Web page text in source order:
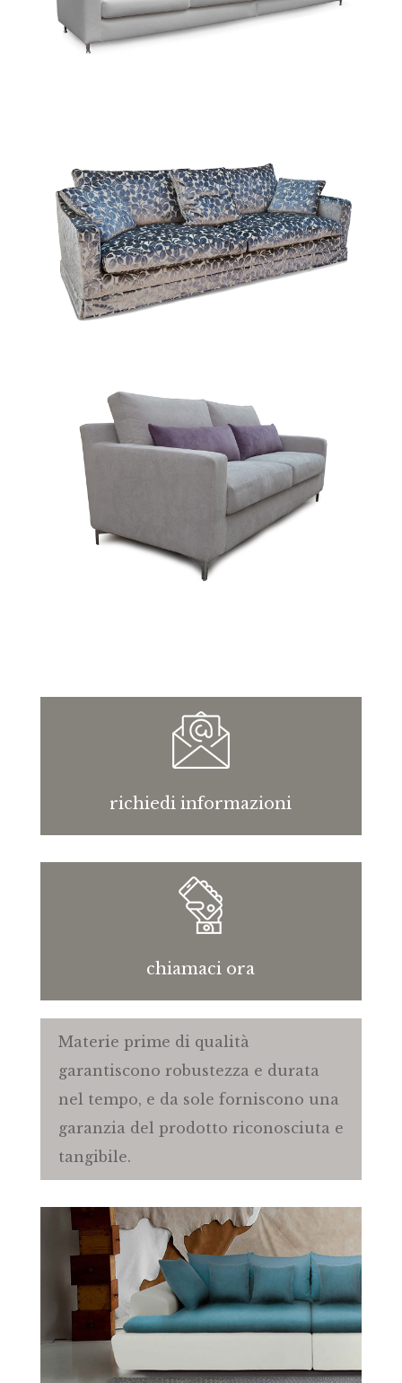
richiedi informazioni
chiamaci ora
Materie prime di qualità
garantiscono robustezza e durata
nel tempo, e da sole forniscono una
garanzia del prodotto riconosciuta e
tangibile.